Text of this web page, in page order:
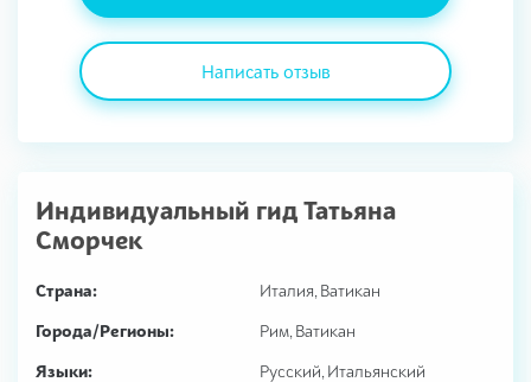
Написать отзыв
Индивидуальный гид Татьяна
Сморчек
Страна:
Италия, Ватикан
Города/Регионы:
Рим, Ватикан
Языки:
Русский, Итальянский